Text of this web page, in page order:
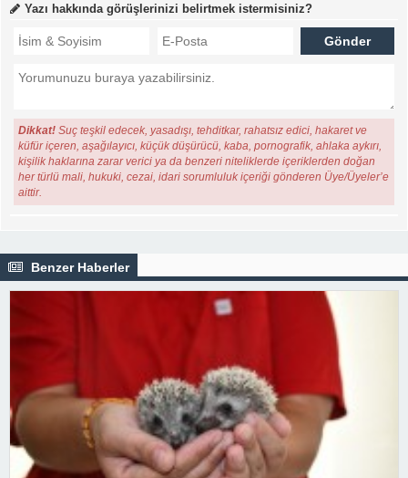
Yazı hakkında görüşlerinizi belirtmek istermisiniz?
Dikkat! Suç teşkil edecek, yasadışı, tehditkar, rahatsız edici, hakaret ve
küfür içeren, aşağılayıcı, küçük düşürücü, kaba, pornografik, ahlaka aykırı,
kişilik haklarına zarar verici ya da benzeri niteliklerde içeriklerden doğan
her türlü mali, hukuki, cezai, idari sorumluluk içeriği gönderen Üye/Üyeler’e
aittir.
Benzer Haberler